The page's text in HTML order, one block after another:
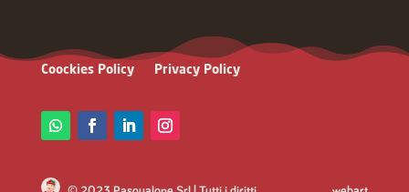
Coockies Policy Privacy Policy